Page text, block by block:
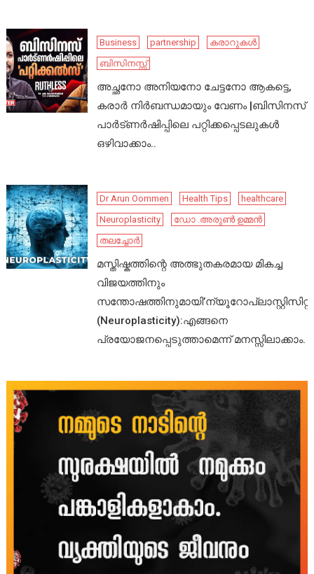
Business partnership
കരാറുകൾ
ബിസിനസ്സ്
അച്ഛനോ അനിയനോ ചേട്ടനോ ആകട്ടെ,
കരാർ നിർബന്ധമായും വേണം |ബിസിനസ്
പാർട്ണർഷിപ്പിലെ പറ്റിക്കപ്പെടലുകൾ
ഒഴിവാക്കാം..
Dr Arun Oommen Health Tips
healthcare
Neuroplasticity
ഡോ .അരുൺ ഉമ്മൻ
തലച്ചോർ
മസ്തിഷ്കത്തിന്റെ അത്ഭുതകരമായ മികച്ച
വിജയത്തിനും
സന്തോഷത്തിനുമായി’ന്യൂറോപ്ലാസ്റ്റിസിറ്റി’
(Neuroplasticity):എങ്ങനെ
പ്രയോജനപ്പെടുത്താമെന്ന് മനസ്സിലാക്കാം.